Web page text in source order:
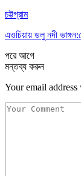
চট্টগ্রাম
এওচিয়ায় ডলু নদী
পরেআগে
মন্তব্য করুন
Your email